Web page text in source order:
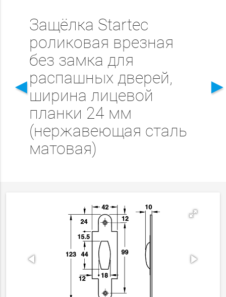
◄
Защёлка Startec
роликовая врезная
без замка для
распашных дверей,
ширина лицевой
планки 24 мм
(нержавеющая сталь
матовая)